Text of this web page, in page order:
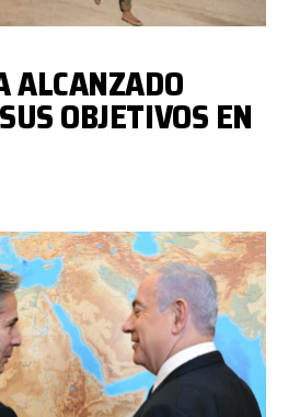
ALCANZADO
OBJETIVOS EN